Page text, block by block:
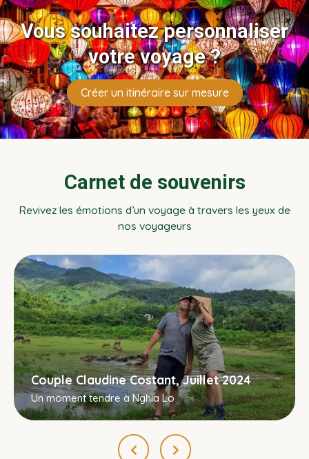
Vous souhaitez personnaliser
votre voyage ?
Créer un itinéraire sur mesure
Carnet de souvenirs
Revivez les émotions d’un voyage à travers les yeux de
nos voyageurs
Couple Claudine Costant, Juillet 2024
Un moment tendre à Nghia Lo